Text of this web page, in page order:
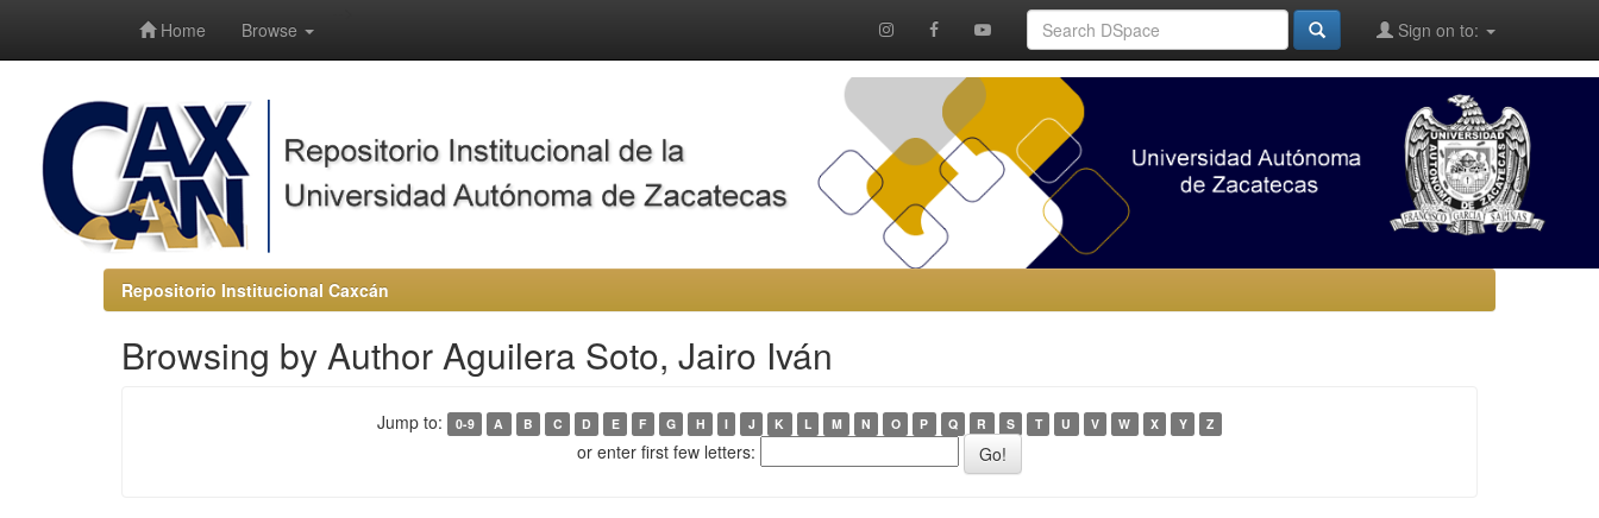
Home Browse Sign on to:
Repositorio Institucional Caxcán
Browsing by Author Aguilera Soto, Jairo Iván
Jump to: 0-9 A B C D E F G H I J K L M N O P Q R S T U V W X Y Z
or enter first few letters: